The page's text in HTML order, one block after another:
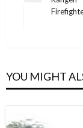
navigation
YOU MIGHT